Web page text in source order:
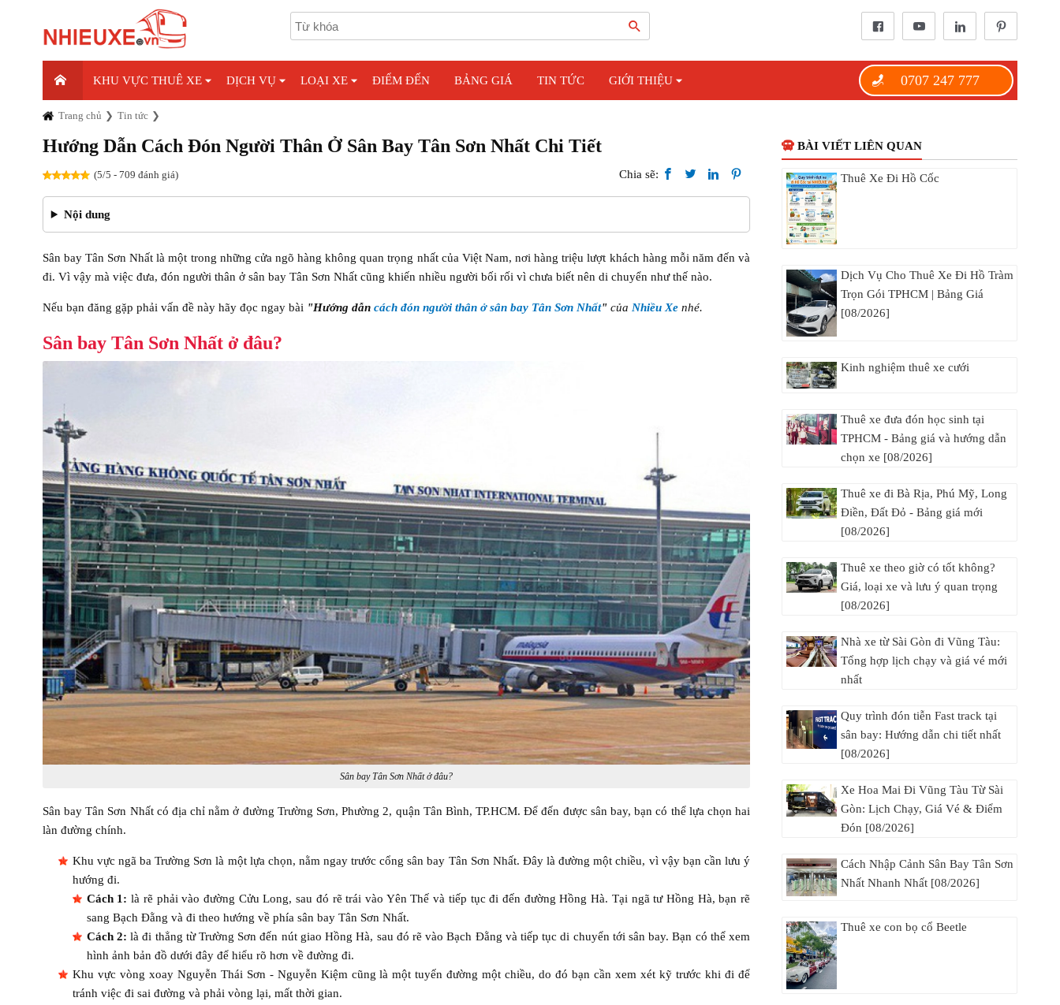
KHU VỰC THUÊ XE DỊCH VỤ LOẠI XE ĐIỂM ĐẾN BẢNG GIÁ TIN TỨC GIỚI THIỆU 0707 247 777
Trang chủ Tin tức
Hướng Dẫn Cách Đón Người Thân Ở Sân Bay Tân Sơn Nhất Chi Tiết
(5/5 - 709 đánh giá) Chia sẽ:
Nội dung
Sân bay Tân Sơn Nhất là một trong những cửa ngõ hàng không quan trọng nhất của Việt Nam, nơi hàng triệu lượt khách hàng mỗi năm đến và
đi. Vì vậy mà việc đưa, đón người thân ở sân bay Tân Sơn Nhất cũng khiến nhiều người bối rối vì chưa biết nên di chuyển như thế nào.
Nếu bạn đăng gặp phải vấn đề này hãy đọc ngay bài "Hướng dẫn cách đón người thân ở sân bay Tân Sơn Nhất" của Nhiều Xenhé.
Sân bay Tân Sơn Nhất ở đâu?
Sân bay Tân Sơn Nhất ở đâu?
Sân bay Tân Sơn Nhất có địa chỉ nằm ở đường Trường Sơn, Phường 2, quận Tân Bình, TP.HCM. Để đến được sân bay, bạn có thể lựa chọn hai
làn đường chính.
Khu vực ngã ba Trường Sơn là một lựa chọn, nằm ngay trước cổng sân bay Tân Sơn Nhất. Đây là đường một chiều, vì vậy bạn cần lưu ý
hướng đi.
Cách 1: là rẽ phải vào đường Cửu Long, sau đó rẽ trái vào Yên Thế và tiếp tục đi đến đường Hồng Hà. Tại ngã tư Hồng Hà, bạn rẽ
sang Bạch Đằng và đi theo hướng về phía sân bay Tân Sơn Nhất.
Cách 2: là đi thẳng từ Trường Sơn đến nút giao Hồng Hà, sau đó rẽ vào Bạch Đằng và tiếp tục di chuyển tới sân bay. Bạn có thể xem
hình ảnh bản đồ dưới đây để hiểu rõ hơn về đường đi.
Khu vực vòng xoay Nguyễn Thái Sơn - Nguyễn Kiệm cũng là một tuyến đường một chiều, do đó bạn cần xem xét kỹ trước khi đi để
tránh việc đi sai đường và phải vòng lại, mất thời gian.
BÀI VIẾT LIÊN QUAN
Thuê Xe Đi Hồ Cốc
Dịch Vụ Cho Thuê Xe Đi Hồ Tràm
Trọn Gói TPHCM | Bảng Giá
[08/2026]
Kinh nghiệm thuê xe cưới
Thuê xe đưa đón học sinh tại
TPHCM - Bảng giá và hướng dẫn
chọn xe [08/2026]
Thuê xe đi Bà Rịa, Phú Mỹ, Long
Điền, Đất Đỏ - Bảng giá mới
[08/2026]
Thuê xe theo giờ có tốt không?
Giá, loại xe và lưu ý quan trọng
[08/2026]
Nhà xe từ Sài Gòn đi Vũng Tàu:
Tổng hợp lịch chạy và giá vé mới
nhất
Quy trình đón tiễn Fast track tại
sân bay: Hướng dẫn chi tiết nhất
[08/2026]
Xe Hoa Mai Đi Vũng Tàu Từ Sài
Gòn: Lịch Chạy, Giá Vé & Điểm
Đón [08/2026]
Cách Nhập Cảnh Sân Bay Tân Sơn
Nhất Nhanh Nhất [08/2026]
Thuê xe con bọ cổ Beetle